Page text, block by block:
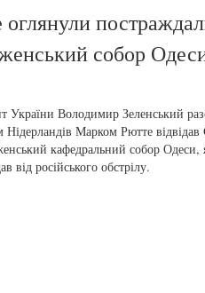
собор
України Володимир Зеленський
Нідерландів Марком Рютте відвідав
кафедральний собор Одеси,
від російського обстрілу.